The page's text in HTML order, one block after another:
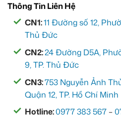
Thông Tin Liên Hệ
CN1:11 Đường số 12,
Thủ Đức
CN2:24 Đường D5A,
9, TP. Thủ Đức
CN3:753 Nguyễn Ảnh
Quận 12, TP. Hồ Chí Minh
Hotline:0977 383 567 –